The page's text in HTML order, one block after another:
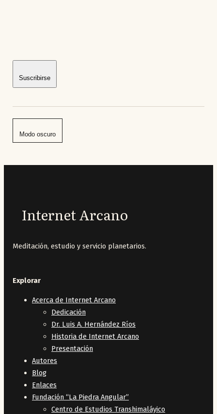
Suscribirse
Modo oscuro
Internet Arcano
Meditación, estudio y servicio planetarios.
Explorar
Acerca de Internet Arcano
Dedicación
Dr. Luis A. Hernández Ríos
Historia de Internet Arcano
Presentación
Autores
Blog
Enlaces
Fundación “La Piedra Angular”
Centro de Estudios Transhimaláyico